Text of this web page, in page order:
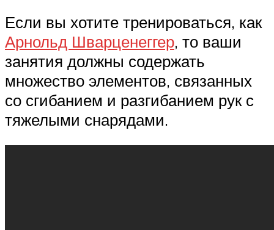
Если вы хотите тренироваться, как
Арнольд Шварценеггер, то ваши
занятия должны содержать
множество элементов, связанных
со сгибанием и разгибанием рук с
тяжелыми снарядами.